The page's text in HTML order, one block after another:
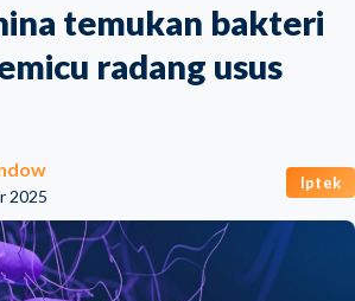
temukan bakteri
radang usus
2025
Iptek